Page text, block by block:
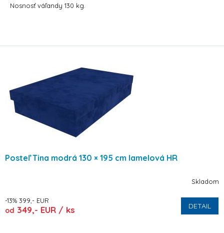
Nosnosť váľandy 130 kg.
Posteľ Tina modrá 130 × 195 cm lamelová HR
Skladom
-13% 399,- EUR
od 349,- EUR / ks DETAIL